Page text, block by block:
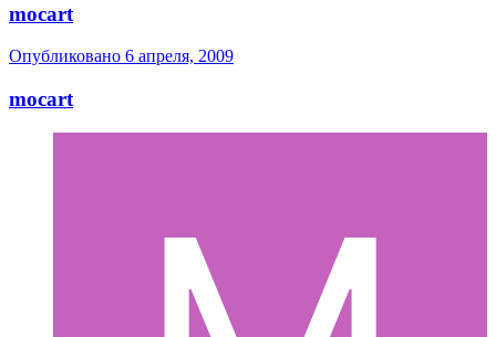
mocart
Опубликовано 6 апреля, 2009
mocart